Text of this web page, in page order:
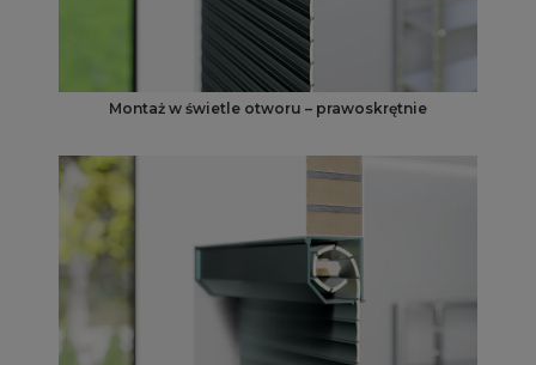
Montaż w świetle otworu – prawoskrętnie